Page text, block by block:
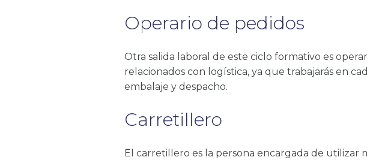
Operario de pedidos
Otra salida laboral de este ciclo formativo es
relacionados con logística, ya que trabajarás en
embalaje y despacho.
Carretillero
El carretillero es la persona encargada de utilizar